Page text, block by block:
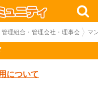
管理組合・管理会社・理事会 マ
について